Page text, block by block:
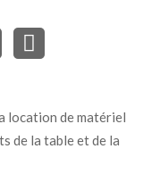
location de matériel
de la table et de la